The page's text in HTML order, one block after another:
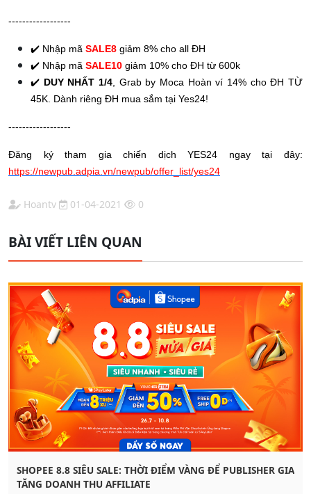
------------------
✔️ Nhập mã SALE8 giảm 8% cho all ĐH
✔️ Nhập mã SALE10 giảm 10% cho ĐH từ 600k
✔️ DUY NHẤT 1/4, Grab by Moca Hoàn ví 14% cho ĐH TỪ
45K. Dành riêng ĐH mua sắm tại Yes24!
------------------
Đăng ký tham gia chiến dịch YES24 ngay tại đây:
https://newpub.adpia.vn/newpub/offer_list/yes24
Hoantv 01-04-2021 0
BÀI VIẾT LIÊN QUAN
SHOPEE 8.8 SIÊU SALE: THỜI ĐIỂM VÀNG ĐỂ PUBLISHER GIA
TĂNG DOANH THU AFFILIATE